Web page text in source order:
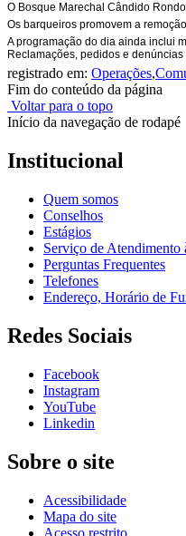
O Bosque Marechal Cândido
Os barqueiros promovem a
A programação do dia ainda inclui
Reclamações, pedidos e
registrado em: Operações,
Fim do conteúdo da página
Voltar para o topo
Início da navegação de rodapé
Institucional
Quem somos
Conselhos
Estágios
Serviço de
Perguntas Frequentes
Telefones
Endereço, Horário de
Redes Sociais
Facebook
Instagram
YouTube
Linkedin
Sobre o site
Acessibilidade
Mapa do site
Acesso restrito